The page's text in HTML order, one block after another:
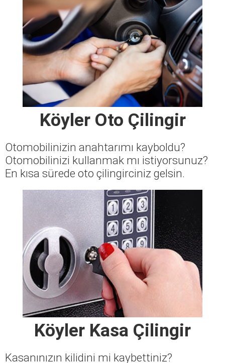
Köyler Oto Çilingir
Otomobilinizin anahtarımı kayboldu?
Otomobilinizi kullanmak mı istiyorsunuz?
En kısa sürede oto çilingirciniz gelsin.
Köyler Kasa Çilingir
Kasanınızın kilidini mi kaybettiniz?